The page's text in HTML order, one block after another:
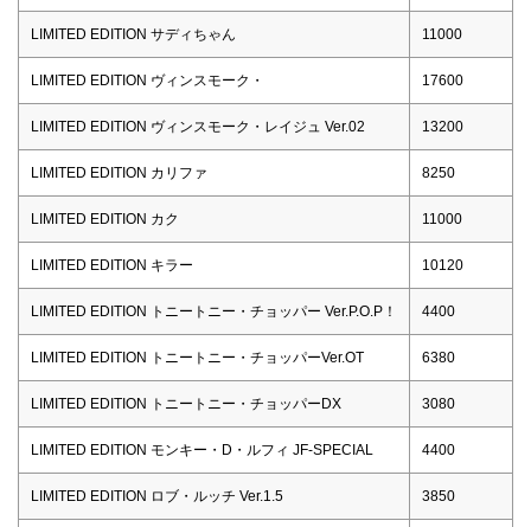
LIMITED EDITION サディちゃん 11000
LIMITED EDITION ヴィンスモーク・ 17600
LIMITED EDITION ヴィンスモーク・レイジュ Ver.02 13200
LIMITED EDITION カリファ 8250
LIMITED EDITION カク 11000
LIMITED EDITION キラー 10120
LIMITED EDITION トニートニー・チョッパー Ver.P.O.P！ 4400
LIMITED EDITION トニートニー・チョッパーVer.OT 6380
LIMITED EDITION トニートニー・チョッパーDX 3080
LIMITED EDITION モンキー・D・ルフィ JF-SPECIAL 4400
LIMITED EDITION ロブ・ルッチ Ver.1.5 3850